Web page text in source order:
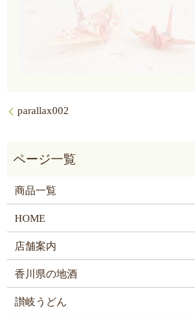
parallax002
商品一覧
HOME
店舗案内
香川県の地酒
讃岐うどん